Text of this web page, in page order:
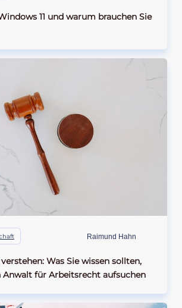
11 und warum brauchen Sie
Raimund Hahn
Was Sie wissen sollten,
Anwalt für Arbeitsrecht aufsuchen